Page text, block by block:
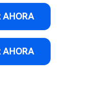
AHORA
AHORA